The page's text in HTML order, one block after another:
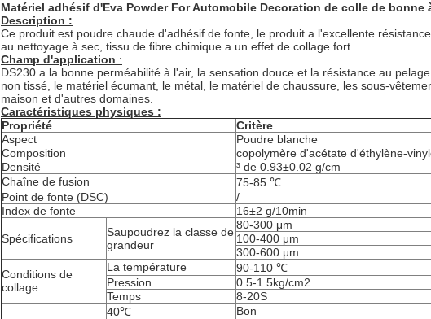
Matériel adhésif d'Eva Powder For Automobile Decoration de colle de
Description :
Ce produit est poudre chaude d'adhésif de fonte, le produit a l'excellente
au nettoyage à sec, tissu de fibre chimique a un effet de collage fort.
Champ d'application :
DS230 a la bonne perméabilité à l'air, la sensation douce et la résistance au
non tissé, le matériel écumant, le métal, le matériel de chaussure, les sous-
maison et d'autres domaines.
Caractéristiques physiques :
Propriété
Critère
Aspect
Poudre blanche
Composition
copolymère d'acétate d'éthylène-
Densité
³ de 0.93±0.02 g/cm
Chaîne de fusion
75-85 ℃
Point de fonte (DSC)
/
Index de fonte
16±2 g/10min
Spécifications
Saupoudrez la classe de
grandeur
80-300 μm
100-400 μm
300-600 μm
Conditions de
collage
La température
90-110 ℃
Pression
0.5-1.5kg/cm2
Temps
8-20S
40℃
Bon